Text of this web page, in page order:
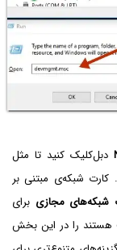
دبل‌کلیک کنید تا مثل
کارت شبکه‌ی مبتنی بر
شبکه‌های مجازی برای
هستند را در این بخش